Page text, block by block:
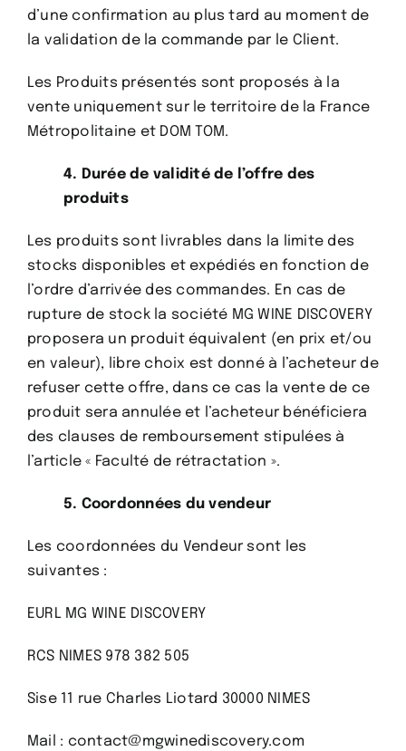
d’une confirmation au plus tard au moment de
la validation de la commande par le Client.
Les Produits présentés sont proposés à la
vente uniquementsur le territoire de la France
Métropolitaine et DOM TOM.
4. Durée de validité de l’offre des
produits
Les produits sont livrables dans la limite des
stocks disponibles et expédiés en fonction de
l’ordre d’arrivée des commandes. En cas de
rupture de stock la société MG WINE DISCOVERY
proposera un produit équivalent (en prix et/ou
en valeur), libre choix est donné à l’acheteur de
refuser cette offre, dans ce cas la vente de ce
produit sera annulée et l’acheteur bénéficiera
des clauses de remboursement stipulées à
l’article « Faculté de rétractation ».
5. Coordonnées du vendeur
Les coordonnées du Vendeur sont les
suivantes :
EURL MG WINE DISCOVERY
RCS NIMES 978 382 505
Sise 11 rue Charles Liotard 30000 NIMES
Mail : contact@mgwinediscovery.com